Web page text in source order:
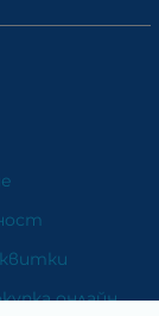
онлайн,